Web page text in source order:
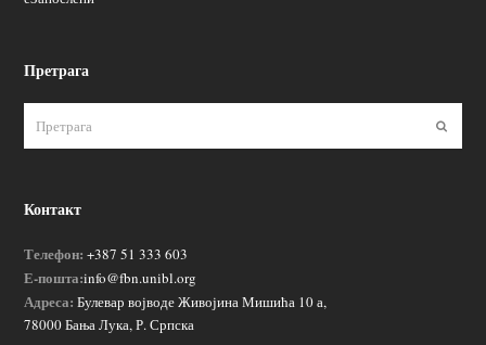
Претрага
Контакт
Телефон: +387 51 333 603
Е-пошта:info@fbn.unibl.org
Адреса: Булевар војводе Живојина Мишића 10 а,
78000 Бања Лука, Р. Српска